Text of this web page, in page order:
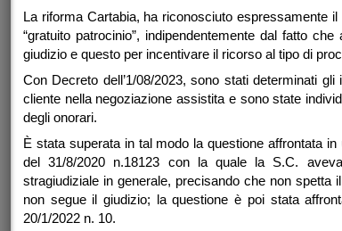
La riforma Cartabia, ha riconosciuto espressamente
“gratuito patrocinio”, indipendentemente dal fatto
giudizio e questo per incentivare il ricorso al tipo di
Con Decreto dell’1/08/2023, sono stati determinati
cliente nella negoziazione assistita e sono state
degli onorari.
È stata superata in tal modo la questione affrontata
del 31/8/2020 n.18123 con la quale la S.C.
stragiudiziale in generale, precisando che non spetta
non segue il giudizio; la questione è poi stata
20/1/2022 n. 10.